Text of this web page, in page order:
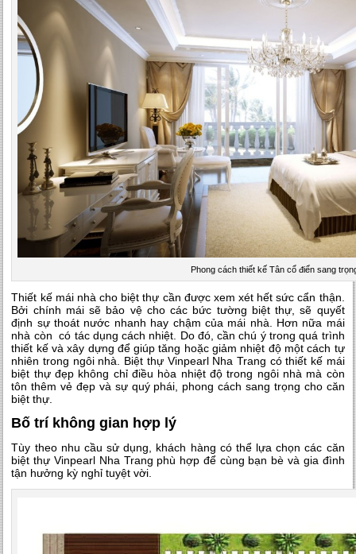
Phong cách thiết kế Tân cổ điển sang
Thiết kế mái nhà cho biệt thự cần được xem xét hết sức cẩn thận.
Bởi chính mái sẽ bảo vệ cho các bức tường biệt thự, sẽ quyết
định sự thoát nước nhanh hay chậm của mái nhà. Hơn nữa mái
nhà còn có tác dụng cách nhiệt. Do đó, cần chú ý trong quá trình
thiết kế và xây dựng để giúp tăng hoặc giảm nhiệt độ một cách tự
nhiên trong ngôi nhà. Biệt thự Vinpearl Nha Trang có thiết kế mái
biệt thự đẹp không chỉ điều hòa nhiệt độ trong ngôi nhà mà còn
tôn thêm vẻ đẹp và sự quý phái, phong cách sang trọng cho căn
biệt thự.
Bố trí không gian hợp lý
Tùy theo nhu cầu sử dụng, khách hàng có thể lựa chọn các căn
biệt thự Vinpearl Nha Trang phù hợp để cùng bạn bè và gia đình
tận hưởng kỳ nghỉ tuyệt vời.